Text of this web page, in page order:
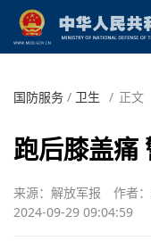
国防服务 / 卫生 / 正文
跑后膝盖痛
来源：解放军报 作者
2024-09-29 09:04:59